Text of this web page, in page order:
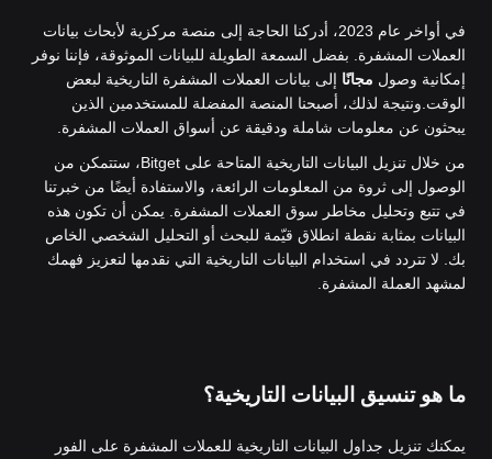
في أواخر عام 2023، أدركنا الحاجة إلى منصة مركزية لأبحاث بيانات
العملات المشفرة. بفضل السمعة الطويلة للبيانات الموثوقة، فإننا نوفر
إمكانية وصول مجانًا إلى بيانات العملات المشفرة التاريخية لبعض
الوقت. ونتيجة لذلك، أصبحنا المنصة المفضلة للمستخدمين الذين
يبحثون عن معلومات شاملة ودقيقة عن أسواق العملات المشفرة.
من خلال تنزيل البيانات التاريخية المتاحة على Bitget، ستتمكن من
الوصول إلى ثروة من المعلومات الرائعة، والاستفادة أيضًا من خبرتنا
في تتبع وتحليل مخاطر سوق العملات المشفرة. يمكن أن تكون هذه
البيانات بمثابة نقطة انطلاق قيّمة للبحث أو التحليل الشخصي الخاص
بك. لا تتردد في استخدام البيانات التاريخية التي نقدمها لتعزيز فهمك
لمشهد العملة المشفرة.
ما هو تنسيق البيانات التاريخية؟
يمكنك تنزيل جداول البيانات التاريخية للعملات المشفرة على الفور